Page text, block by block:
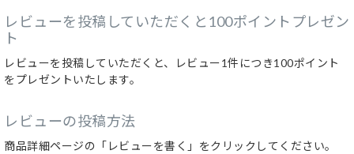
レビューを投稿していただくと100ポイントプレゼン
ト
レビューを投稿していただくと、レビュー1件につき100ポイント
をプレゼントいたします。
レビューの投稿方法
商品詳細ページの「レビューを書く」をクリックしてください。